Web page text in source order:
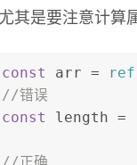
其是要注意计算
const arr = ref
//错误
const
length =